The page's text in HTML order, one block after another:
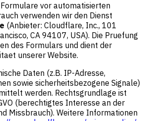
vor automatisierten
verwenden wir den Dienst
(Anbieter: Cloudflare, Inc., 101
CA 94107, USA). Die Pruefung
des Formulars und dient der
unserer Website.
Daten (z.B. IP-Adresse,
sowie sicherheitsbezogene Signale)
werden. Rechtsgrundlage ist
(berechtigtes Interesse an der
Missbrauch). Weitere Informationen